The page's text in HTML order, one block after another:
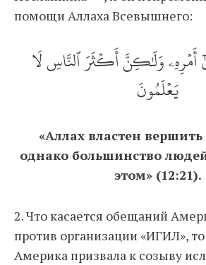
помощи Аллаха Всевышнего:
أَمۡرِهِۦ وَلَٰكِنَّ أَكۡثَرَ ٱلنَّاسِ لَا
يَعۡلَمُونَ
«Аллах властен
однако большинство
этом» (12:21).
2. Что касается обещаний
против организации «ИГИЛ»,
Америка призвала к созыву